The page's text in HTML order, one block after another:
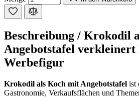
Beschreibung / Krokodil
Angebotstafel verkleinert
Werbefigur
Krokodil als Koch mit Angebotstafel ist
Gastronomie, Verkaufsflächen und